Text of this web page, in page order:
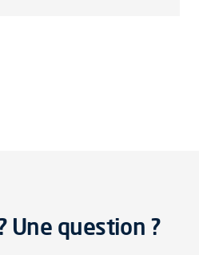
Une question ?